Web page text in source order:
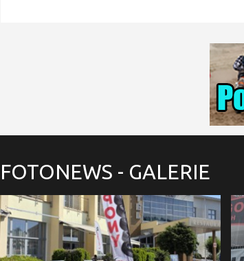
FOTONEWS - GALERIE